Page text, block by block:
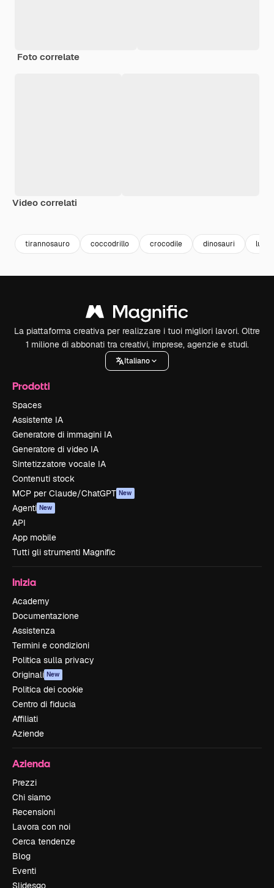
Foto correlate
Video correlati
tirannosauro coccodrillo crocodile dinosauri
La piattaforma creativa per realizzare i tuoi migliori lavori. Oltre
1 milione di abbonati tra creativi, imprese, agenzie e studi.
Italiano
Prodotti
Spaces
Assistente IA
Generatore di immagini IA
Generatore di video IA
Sintetizzatore vocale IA
Contenuti stock
MCP per Claude/ChatGPT New
Agenti New
API
App mobile
Tutti gli strumenti Magnific
Inizia
Academy
Documentazione
Assistenza
Termini e condizioni
Politica sulla privacy
Originali New
Politica dei cookie
Centro di fiducia
Affiliati
Aziende
Azienda
Prezzi
Chi siamo
Recensioni
Lavora con noi
Cerca tendenze
Blog
Eventi
Slidesgo